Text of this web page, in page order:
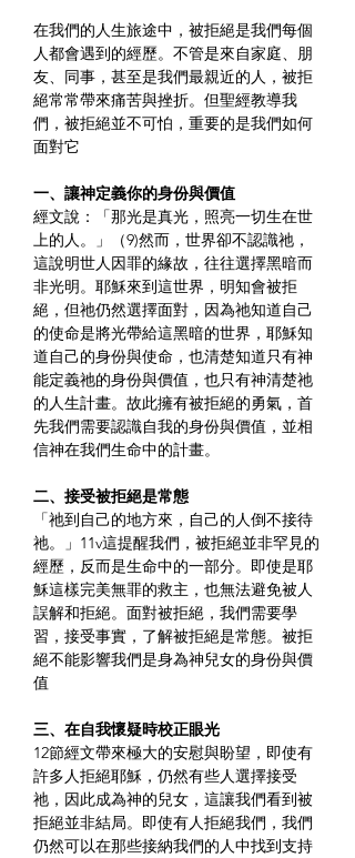
在我們的人生旅途中，被拒絕是我們每個
人都會遇到的經歷。不管是來自家庭、朋
友、同事，甚至是我們最親近的人，被拒
絕常常帶來痛苦與挫折。但聖經教導我
們，被拒絕並不可怕，重要的是我們如何
面對它
一、讓神定義你的身份與價值
經文說：「那光是真光，照亮一切生在世
上的人。」（9)然而，世界卻不認識祂，
這說明世人因罪的緣故，往往選擇黑暗而
非光明。耶穌來到這世界，明知會被拒
絕，但祂仍然選擇面對，因為祂知道自己
的使命是將光帶給這黑暗的世界，耶穌知
道自己的身份與使命，也清楚知道只有神
能定義祂的身份與價值，也只有神清楚祂
的人生計畫。故此擁有被拒絕的勇氣，首
先我們需要認識自我的身份與價值，並相
信神在我們生命中的計畫。
二、接受被拒絕是常態
「祂到自己的地方來，自己的人倒不接待
祂。」11v這提醒我們，被拒絕並非罕見的
經歷，反而是生命中的一部分。即使是耶
穌這樣完美無罪的救主，也無法避免被人
誤解和拒絕。面對被拒絕，我們需要學
習，接受事實，了解被拒絕是常態。被拒
絕不能影響我們是身為神兒女的身份與價
值
三、在自我懷疑時校正眼光
12節經文帶來極大的安慰與盼望，即使有
許多人拒絕耶穌，仍然有些人選擇接受
祂，因此成為神的兒女，這讓我們看到被
拒絕並非結局。即使有人拒絕我們，我們
仍然可以在那些接納我們的人中找到支持